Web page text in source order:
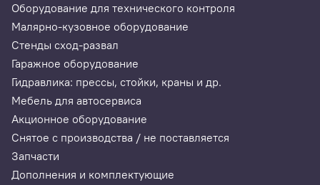
Оборудование для технического контроля
Малярно-кузовное оборудование
Стенды сход-развал
Гаражное оборудование
Гидравлика: прессы, стойки, краны и др.
Мебель для автосервиса
Акционное оборудование
Снятое с производства / не поставляется
Запчасти
Дополнения и комплектующие